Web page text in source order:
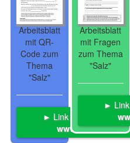
Arbeitsblatt
mit QR-
Code zum
Thema
"Salz"
► Link zum Angebot
www.eduki.com
Arbeitsblatt
mit Fragen
zum Thema
"Salz"
►